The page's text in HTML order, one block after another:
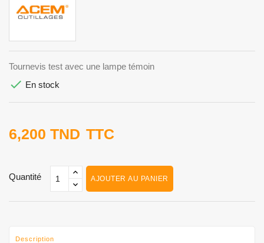
Tournevis test avec une lampe témoin
 En stock
6,200 TND TTC
Quantité AJOUTER AU PANIER
Description